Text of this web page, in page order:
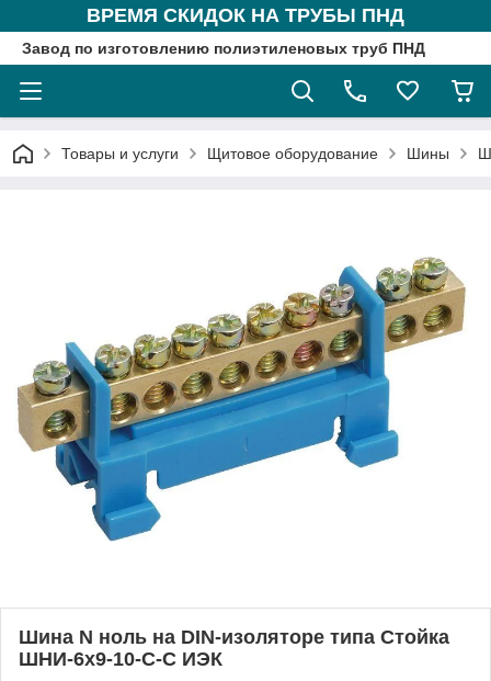
ВРЕМЯ СКИДОК НА ТРУБЫ ПНД
Завод по изготовлению полиэтиленовых труб ПНД
Товары и услуги Щитовое оборудование Шины
Шина N ноль на DIN-изоляторе типа Стойка
ШНИ-6х9-10-С-С ИЭК